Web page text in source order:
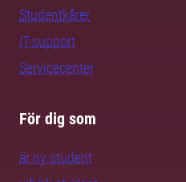
Studentkårer
IT-support
Servicecenter
För dig som
är ny student